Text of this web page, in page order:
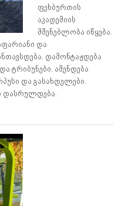
ფეხბურთის
აკადემიის
მშენებლობა იწყება.
და
დამონტაჟდება
ტრიბუნები. აშენდება
და გასახდელები.
დასრულდება.